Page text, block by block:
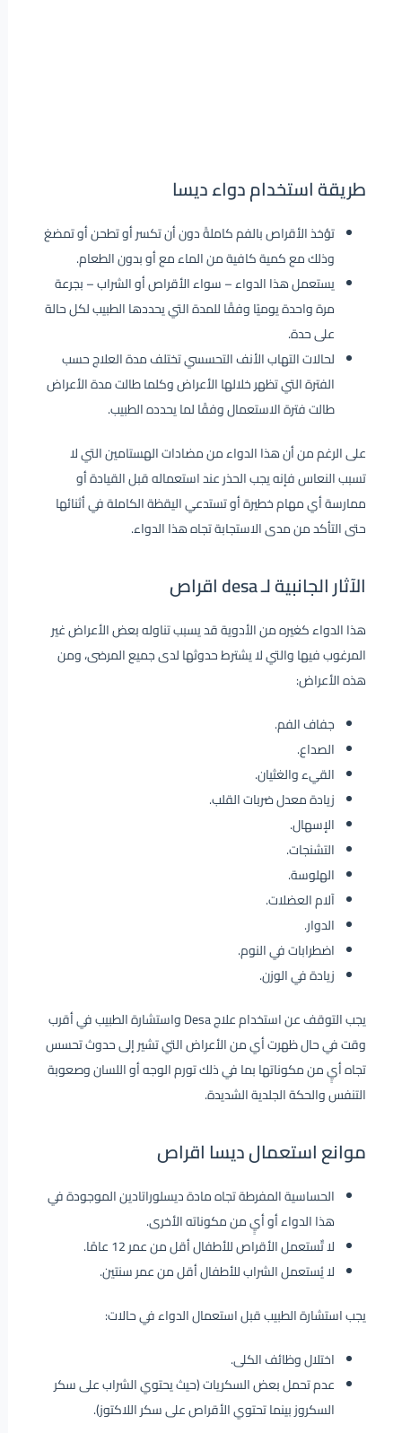
طريقة استخدام دواء ديسا
تؤخذ الأقراص بالفم كاملةً دون أن تكسر أو تطحن أو تمضغ
وذلك مع كمية كافية من الماء مع أو بدون الطعام.
يستعمل هذا الدواء – سواء الأقراص أو الشراب – بجرعة
مرة واحدة يوميًا وفقًا للمدة التي يحددها الطبيب لكل حالة
على حدة.
لحالات التهاب الأنف التحسسي تختلف مدة العلاج حسب
الفترة التي تظهر خلالها الأعراض وكلما طالت مدة الأعراض
طالت فترة الاستعمال وفقًا لما يحدده الطبيب.
على الرغم من أن هذا الدواء من مضادات الهستامين التي لا
تسبب النعاس فإنه يجب الحذر عند استعماله قبل القيادة أو
ممارسة أي مهام خطيرة أو تستدعي اليقظة الكاملة في أثنائها
حتى التأكد من مدى الاستجابة تجاه هذا الدواء.
الآثار الجانبية لـ desa اقراص
هذا الدواء كغيره من الأدوية قد يسبب تناوله بعض الأعراض غير
المرغوب فيها والتي لا يشترط حدوثها لدى جميع المرضى، ومن
هذه الأعراض:
جفاف الفم.
الصداع.
القيء والغثيان.
زيادة معدل ضربات القلب.
الإسهال.
التشنجات.
الهلوسة.
آلام العضلات.
الدوار.
اضطرابات في النوم.
زيادة في الوزن.
يجب التوقف عن استخدام علاج Desa واستشارة الطبيب في أقرب
وقت في حال ظهرت أي من الأعراض التي تشير إلى حدوث تحسس
تجاه أيٍ من مكوناتها بما في ذلك تورم الوجه أو اللسان وصعوبة
التنفس والحكة الجلدية الشديدة.
موانع استعمال ديسا اقراص
الحساسية المفرطة تجاه مادة ديسلوراتادين الموجودة في
هذا الدواء أو أيٍ من مكوناته الأخرى.
لا تٌستعمل الأقراص للأطفال أقل من عمر 12 عامًا.
لا يُستعمل الشراب للأطفال أقل من عمر سنتين.
يجب استشارة الطبيب قبل استعمال الدواء في حالات:
اختلال وظائف الكلى.
عدم تحمل بعض السكريات (حيث يحتوي الشراب على سكر
السكروز بينما تحتوي الأقراص على سكر اللاكتوز).